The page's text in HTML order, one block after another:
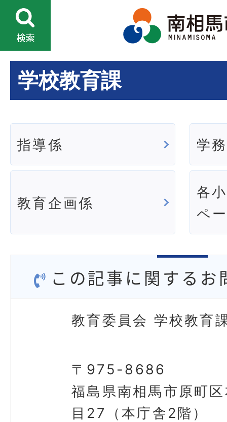
学校教育課
指導係 学
教育企画係
各
ペ
この記事に関するお
教育委員会 学校教育
〒975-8686
福島県南相馬市原町
目27（本庁舎2階）